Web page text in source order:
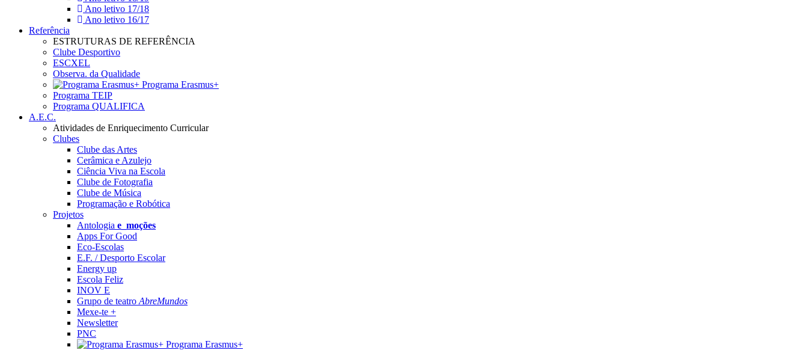
Ano letivo 17/18
Ano letivo 16/17
Referência
ESTRUTURAS DE REFERÊNCIA
Clube Desportivo
ESCXEL
Observa. da Qualidade
Programa Erasmus+
Programa TEIP
Programa QUALIFICA
A.E.C.
Atividades de Enriquecimento Curricular
Clubes
Clube das Artes
Cerâmica e Azulejo
Ciência Viva na Escola
Clube de Fotografia
Clube de Música
Programação e Robótica
Projetos
Antologia e_moções
Apps For Good
Eco-Escolas
E.F. / Desporto Escolar
Energy up
Escola Feliz
INOV E
Grupo de teatro AbreMundos
Mexe-te +
Newsletter
PNC
Programa Erasmus+